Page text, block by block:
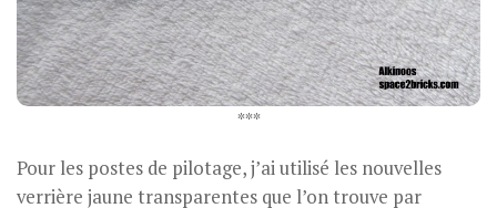
***
Pour les postes de pilotage, j’ai utilisé les nouvelles
verrière jaune transparentes que l’on trouve par